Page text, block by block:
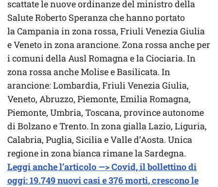
scattate le nuove ordinanze del ministro della
Salute Roberto Speranza che hanno portato
la Campania in zona rossa, Friuli Venezia Giulia
e Veneto in zona arancione. Zona rossa anche per
i comuni della Ausl Romagna e la Ciociaria. In
zona rossa anche Molise e Basilicata. In
arancione: Lombardia, Friuli Venezia Giulia,
Veneto, Abruzzo, Piemonte, Emilia Romagna,
Piemonte, Umbria, Toscana, province autonome
di Bolzano e Trento. In zona gialla Lazio, Liguria,
Calabria, Puglia, Sicilia e Valle d’Aosta. Unica
regione in zona bianca rimane la Sardegna.
Leggi anche l’articolo —> Covid, il bollettino di
oggi: 19.749 nuovi casi e 376 morti, crescono le